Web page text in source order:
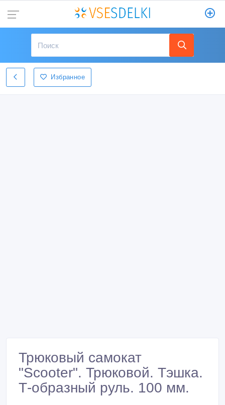
Избранное
Трюковый самокат
"Scooter". Трюковой. Тэшка.
Т-образный руль. 100 мм.